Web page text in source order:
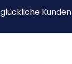
glückliche Kunden